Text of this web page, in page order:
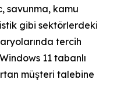
savunma, kamu
gibi sektörlerdeki
tercih
11 tabanlı
müşteri talebine